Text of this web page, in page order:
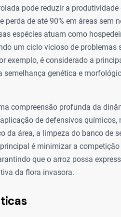
pode reduzir a
perda de até 90% em áreas sem
espécies atuam como
um ciclo vicioso de problemas
exemplo, é considerado a
genética e
compreensão profunda da
de defensivos químicos,
da área, a limpeza do banco de
é minimizar a
que o arroz possa
da flora invasora.